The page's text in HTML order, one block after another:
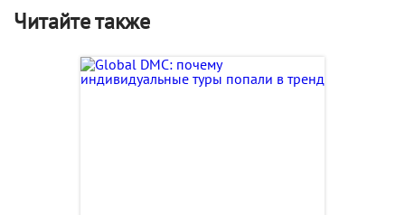
Читайте также